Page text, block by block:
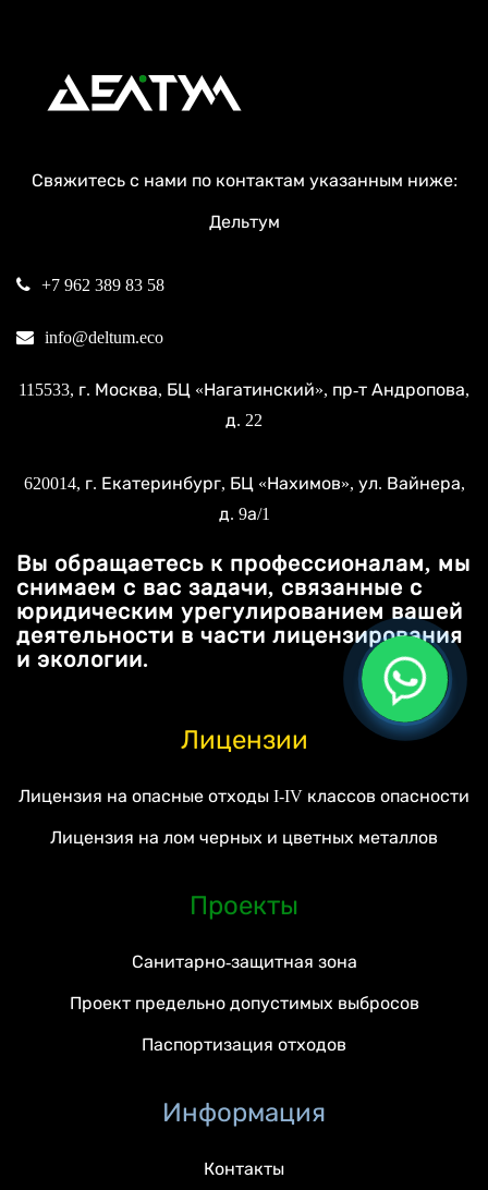
Свяжитесь с нами по контактам указанным ниже:
Дельтум
+7 962 389 83 58
info@deltum.eco
115533, г. Москва, БЦ «Нагатинский», пр-т Андропова,
д. 22
620014, г. Екатеринбург, БЦ «Нахимов», ул. Вайнера,
д. 9а/1
Вы обращаетесь к профессионалам, мы
снимаем с вас задачи, связанные с
юридическим урегулированием вашей
деятельности в части лицензирования
и экологии.
Лицензии
Лицензия на опасные отходы I-IV классов опасности
Лицензия на лом черных и цветных металлов
Проекты
Санитарно-защитная зона
Проект предельно допустимых выбросов
Паспортизация отходов
Информация
Контакты